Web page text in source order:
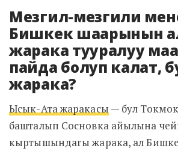
Мезгил-мезгили
Бишкек шаарынын
жарака тууралуу
пайда болуп калат,
жарака?
Ысык-Ата жаракасы — бул
башталып Сосновка айылына
кыртышындагы жарака, ал